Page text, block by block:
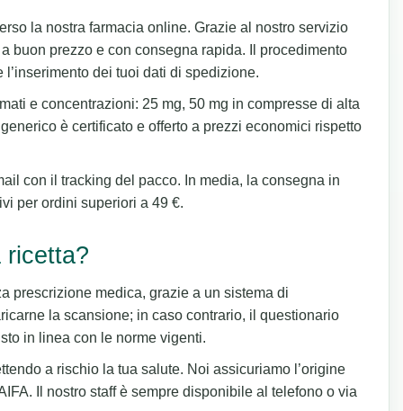
la nostra farmacia online. Grazie al nostro servizio
buon prezzo e con consegna rapida. Il procedimento
dei tuoi dati di spedizione.
e concentrazioni: 25 mg, 50 mg in compresse di alta
è certificato e offerto a prezzi economici rispetto
con il tracking del pacco. In media, la consegna in
per ordini superiori a 49 €.
ricetta?
prescrizione medica, grazie a un sistema di
la scansione; in caso contrario, il questionario
in linea con le norme vigenti.
a rischio la tua salute. Noi assicuriamo l’origine
Il nostro staff è sempre disponibile al telefono o via